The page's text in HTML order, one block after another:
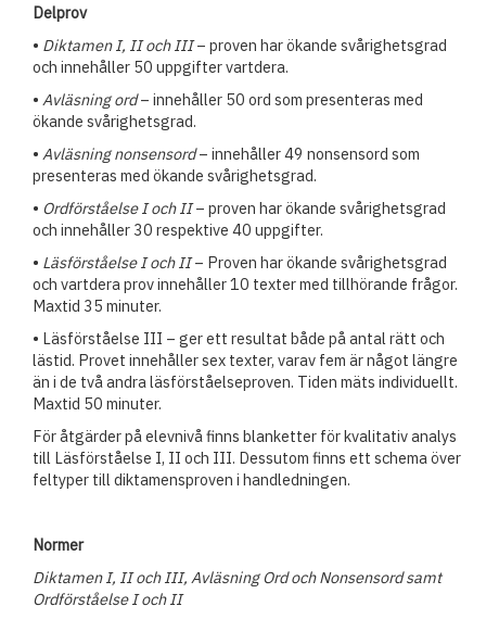
Delprov
• Diktamen I, II och III– proven har ökande svårighetsgrad
och innehåller 50 uppgifter vartdera.
• Avläsning ord– innehåller 50 ord som presenteras med
ökande svårighetsgrad.
• Avläsning nonsensord– innehåller 49 nonsensord som
presenteras med ökande svårighetsgrad.
• Ordförståelse I och II– proven har ökande svårighetsgrad
och innehåller 30 respektive 40 uppgifter.
• Läsförståelse I och II– Proven har ökande svårighetsgrad
och vartdera prov innehåller 10 texter med tillhörande frågor.
Maxtid 35 minuter.
• Läsförståelse III – ger ett resultat både på antal rätt och
lästid. Provet innehåller sex texter, varav fem är något längre
än i de två andra läsförståelseproven. Tiden mäts individuellt.
Maxtid 50 minuter.
För åtgärder på elevnivå finns blanketter för kvalitativ analys
till Läsförståelse I, II och III. Dessutom finns ett schema över
feltyper till diktamensproven i handledningen.
Normer
Diktamen I, II och III, Avläsning Ord och Nonsensord samt
Ordförståelse I och II